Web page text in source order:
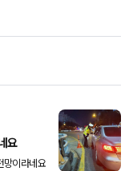
요
망이라네요